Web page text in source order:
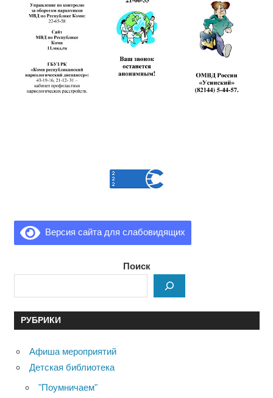
Версия сайта для слабовидящих
Поиск
РУБРИКИ
Афиша мероприятий
Детская библиотека
"Поумничаем"